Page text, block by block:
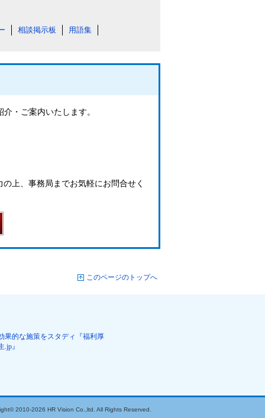
相談掲示板 用語集
・ご案内いたします。
上、事務局までお気軽にお問合せく
このページのトップへ
果的な施策をスタディ『福利厚
.jp』
2010-2026 HR Vision Co.,ltd. All Rights Reserved.